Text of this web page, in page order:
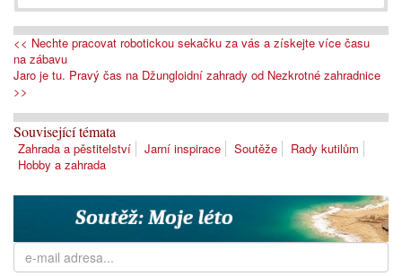
<< Nechte pracovat robotickou sekačku za vás a získejte více času
na zábavu
Jaro je tu. Pravý čas na Džungloidní zahrady od Nezkrotné zahradnice
>>
Související témata
Zahrada a pěstitelství Jarní inspirace Soutěže
Rady kutilům
Hobby a zahrada